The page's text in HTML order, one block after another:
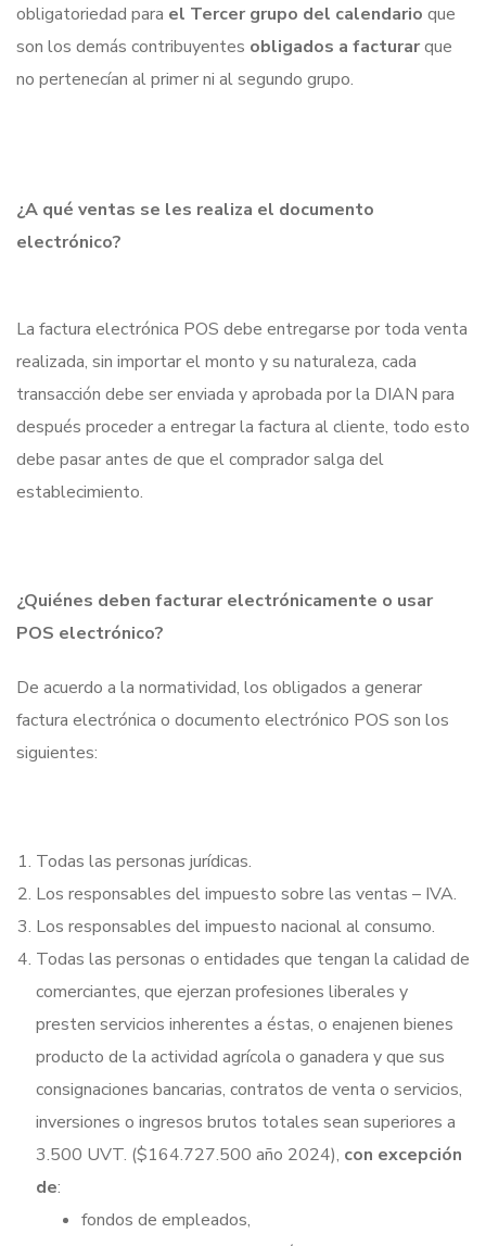
obligatoriedad para el Tercer grupo del calendario que
son los demás contribuyentes obligados a facturarque
no pertenecían al primer ni al segundo grupo.
¿A qué ventas se les realiza el documento
electrónico?
La factura electrónica POS debe entregarse por toda venta
realizada, sin importar el monto y su naturaleza, cada
transacción debe ser enviada y aprobada por la DIAN para
después proceder a entregar la factura al cliente, todo esto
debe pasar antes de que el comprador salga del
establecimiento.
¿Quiénes deben facturar electrónicamente o usar
POS electrónico?
De acuerdo a la normatividad, los obligados a generar
factura electrónica o documento electrónico POS son los
siguientes:
Todas las personas jurídicas.
Los responsables del impuesto sobre las ventas – IVA.
Los responsables del impuesto nacional al consumo.
Todas las personas o entidades que tengan la calidad de
comerciantes, que ejerzan profesiones liberales y
presten servicios inherentes a éstas, o enajenen bienes
producto de la actividad agrícola o ganadera y que sus
consignaciones bancarias, contratos de venta o servicios,
inversiones o ingresos brutos totales sean superiores a
3.500 UVT. ($164.727.500 año 2024), con excepción
de:
fondos de empleados,